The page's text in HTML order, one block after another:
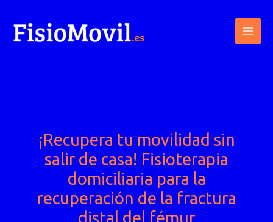
contenido
¡Recupera tu movilidad sin
salir de casa! Fisioterapia
domiciliaria para la
recuperación de la fractura
distal del fémur